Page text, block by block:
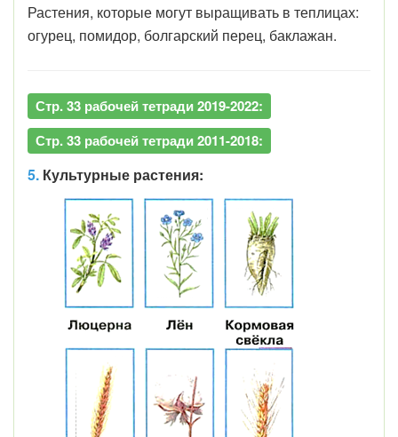
Растения, которые могут выращивать в теплицах:
огурец, помидор, болгарский перец, баклажан.
Стр. 33 рабочей тетради 2019-2022:
Стр. 33 рабочей тетради 2011-2018:
5. Культурные растения: